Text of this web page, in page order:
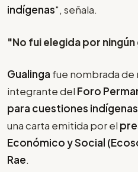
indígenas", señala.
"No fui elegida por
Gualinga fue nombrada de
integrante del Foro
para cuestiones indígenas
una carta emitida por el
Económico y Social
Rae.